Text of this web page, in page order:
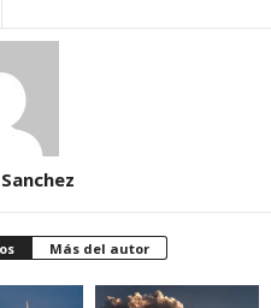
Más del autor